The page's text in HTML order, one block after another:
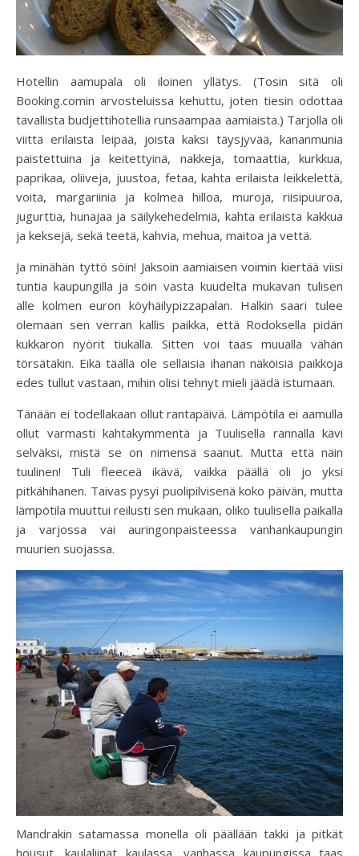
Hotellin aamupala oli iloinen yllätys. (Tosin sitä oli
Booking.comin arvosteluissa kehuttu, joten tiesin odottaa
tavallista budjettihotellia runsaampaa aamiaista.) Tarjolla oli
viittä erilaista leipää, joista kaksi täysjyvää, kananmunia
paistettuina ja keitettyinä, nakkeja, tomaattia, kurkkua,
paprikaa, oliiveja, juustoa, fetaa, kahta erilaista leikkelettä,
voita, margariinia ja kolmea hilloa, muroja, riisipuuroa,
jugurttia, hunajaa ja säilykehedelmiä, kahta erilaista kakkua
ja keksejä, sekä teetä, kahvia, mehua, maitoa ja vettä.
Ja minähän tyttö söin! Jaksoin aamiaisen voimin kiertää viisi
tuntia kaupungilla ja söin vasta kuudelta mukavan tulisen
alle kolmen euron köyhäilypizzapalan. Halkin saari tulee
olemaan sen verran kallis paikka, että Rodoksella pidän
kukkaron nyörit tiukalla. Sitten voi taas muualla vähän
törsätäkin. Eikä täällä ole sellaisia ihanan näköisiä paikkoja
edes tullut vastaan, mihin olisi tehnyt mieli jäädä istumaan.
Tänään ei todellakaan ollut rantapäivä. Lämpötila ei aamulla
ollut varmasti kahtakymmentä ja Tuulisella rannalla kävi
selväksi, mistä se on nimensä saanut. Mutta että näin
tuulinen! Tuli fleeceä ikävä, vaikka päällä oli jo yksi
pitkähihanen. Taivas pysyi puolipilvisenä koko päivän, mutta
lämpötila muuttui reilusti sen mukaan, oliko tuulisella paikalla
ja varjossa vai auringonpaisteessa vanhankaupungin
muurien suojassa.
Mandrakin satamassa monella oli päällään takki ja pitkät
housut, kaulaliinat kaulassa, vanhassa kaupungissa taas